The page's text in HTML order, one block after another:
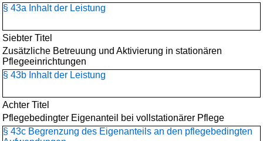
§ 43a Inhalt der Leistung
Siebter Titel
Zusätzliche Betreuung und Aktivierung in stationären
Pflegeeinrichtungen
§ 43b Inhalt der Leistung
Achter Titel
Pflegebedingter Eigenanteil bei vollstationärer Pflege
§ 43c Begrenzung des Eigenanteils an den pflegebedingten